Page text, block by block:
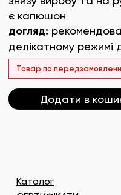
є капюшон
догляд:
делікатному режимі
Товар по
Додати в
Каталог